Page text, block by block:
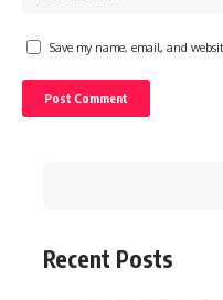
Save my name, email, and
Recent Posts